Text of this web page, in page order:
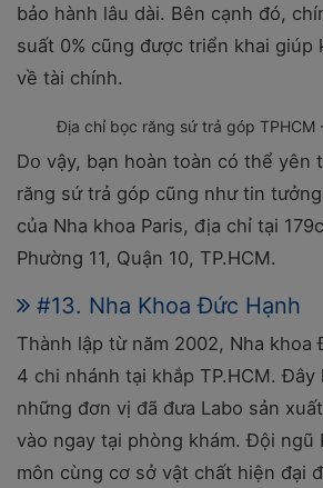
bảo hành lâu dài. Bên cạnh đó,
suất 0% cũng được triển khai giúp
về tài chính.
Địa chỉ bọc răng sứ trả góp TPHCM
Do vậy, bạn hoàn toàn có thể yên
răng sứ trả góp cũng như tin
của Nha khoa Paris, địa chỉ tại
Phường 11, Quận 10, TP.HCM.
#13. Nha Khoa Đức Hạnh
Thành lập từ năm 2002, Nha khoa
4 chi nhánh tại khắp TP.HCM. Đây
những đơn vị đã đưa Labo sản
vào ngay tại phòng khám. Đội ngũ
môn cùng cơ sở vật chất hiện đại